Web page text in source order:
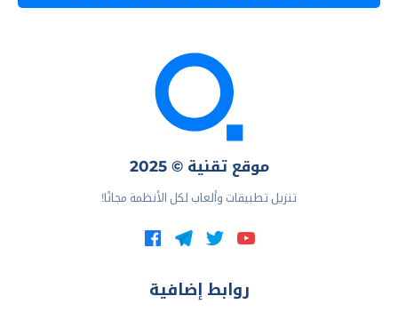
موقع تقنية © 2025
تنزيل تطبيقات وألعاب لكل الأنظمة مجانًا!
روابط إضافية